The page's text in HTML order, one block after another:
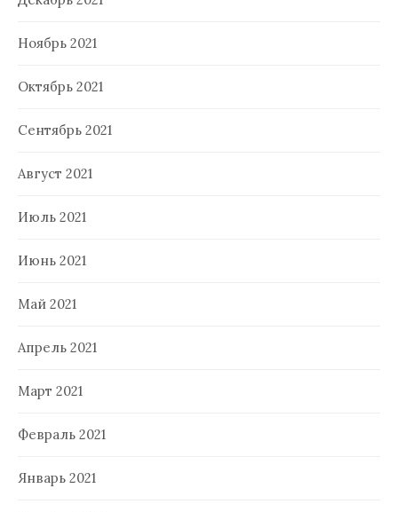
Ноябрь 2021
Октябрь 2021
Сентябрь 2021
Август 2021
Июль 2021
Июнь 2021
Май 2021
Апрель 2021
Март 2021
Февраль 2021
Январь 2021